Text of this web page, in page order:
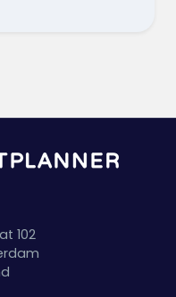
102